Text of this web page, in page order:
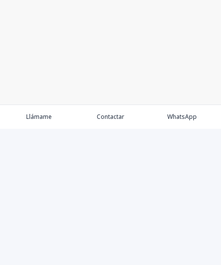
Llámame Contactar WhatsApp